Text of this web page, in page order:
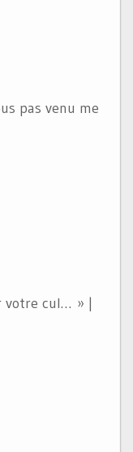
pas venu me
votre cul… » |